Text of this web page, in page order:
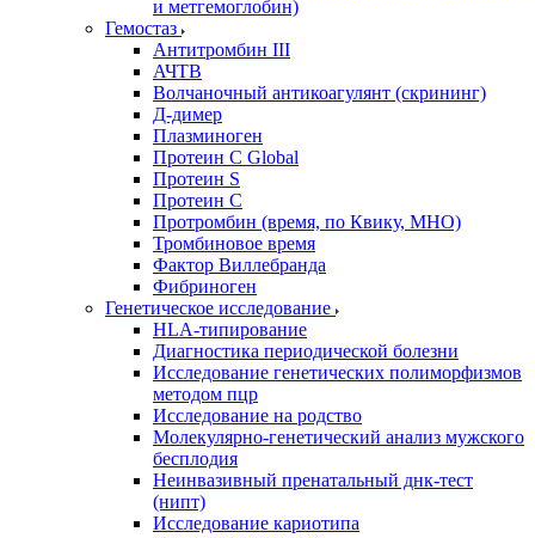
и метгемоглобин)
Гемостаз
Антитромбин III
АЧТВ
Волчаночный антикоагулянт (скрининг)
Д-димер
Плазминоген
Протеин C Global
Протеин S
Протеин С
Протромбин (время, по Квику, МНО)
Тромбиновое время
Фактор Виллебранда
Фибриноген
Генетическое исследование
HLA-типирование
Диагностика периодической болезни
Исследование генетических полиморфизмов
методом пцр
Исследование на родство
Молекулярно-генетический анализ мужского
бесплодия
Неинвазивный пренатальный днк-тест
(нипт)
Исследование кариотипа